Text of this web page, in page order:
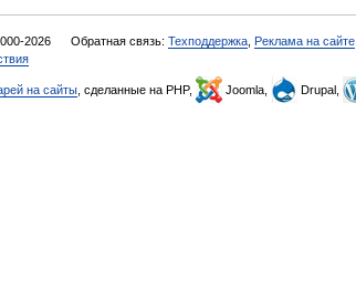
2026 Обратная связь: Техподдержка Реклама на сайте
на сайты , сделанные на PHP, Joomla, Drupal,